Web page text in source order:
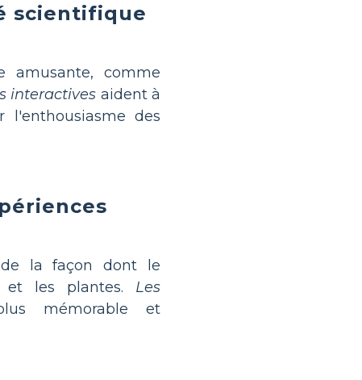
scientifique
amusante, comme
interactives aident à
des
la façon dont le
et les plantes. Les
mémorable et